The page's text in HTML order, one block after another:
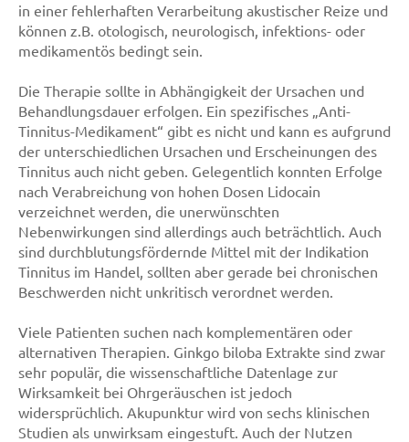
in einer fehlerhaften Verarbeitung akustischer Reize und
können z.B. otologisch, neurologisch, infektions- oder
medikamentös bedingt sein.
Die Therapie sollte in Abhängigkeit der Ursachen und
Behandlungsdauer erfolgen. Ein spezifisches „Anti-
Tinnitus-Medikament“ gibt es nicht und kann es aufgrund
der unterschiedlichen Ursachen und Erscheinungen des
Tinnitus auch nicht geben. Gelegentlich konnten Erfolge
nach Verabreichung von hohen Dosen Lidocain
verzeichnet werden, die unerwünschten
Nebenwirkungen sind allerdings auch beträchtlich. Auch
sind durchblutungsfördernde Mittel mit der Indikation
Tinnitus im Handel, sollten aber gerade bei chronischen
Beschwerden nicht unkritisch verordnet werden.
Viele Patienten suchen nach komplementären oder
alternativen Therapien. Ginkgo biloba Extrakte sind zwar
sehr populär, die wissenschaftliche Datenlage zur
Wirksamkeit bei Ohrgeräuschen ist jedoch
widersprüchlich. Akupunktur wird von sechs klinischen
Studien als unwirksam eingestuft. Auch der Nutzen